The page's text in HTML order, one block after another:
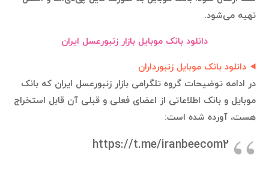
تهیه می‌شود.
دانلود بانک موبایل بازار زنبورعسل ایران
دانلود بانک موبایل زنبورداران
در ادامه توضیحات گروه تلگرامی بازار زنبورعسل ایران که بانک
موبایل و بانک اطلاعاتی از اعضای فعلی و قبلی آن قابل استخراج
هست، آورده شده است:
https://t.me/iranbeecom2